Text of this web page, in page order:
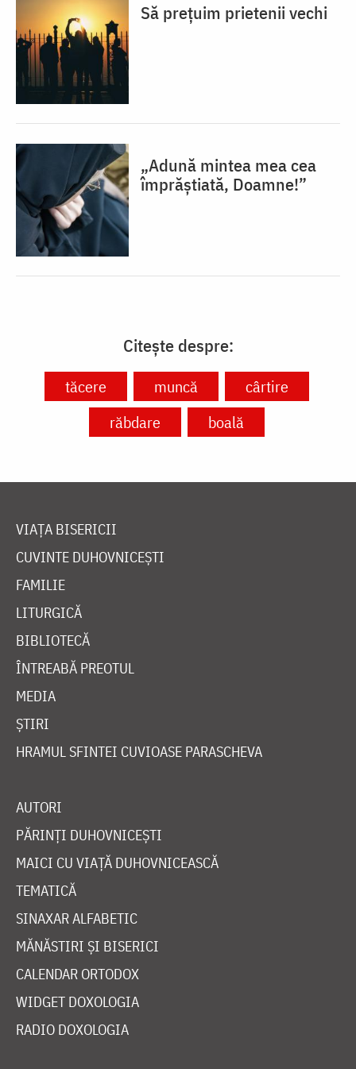
Să prețuim prietenii vechi
„Adună mintea mea cea
împrăștiată, Doamne!”
Citește despre:
tăcere muncă
cârtire
răbdare
boală
VIAȚA BISERICII
CUVINTE DUHOVNICEȘTI
FAMILIE
LITURGICĂ
BIBLIOTECĂ
ÎNTREABĂ PREOTUL
MEDIA
ȘTIRI
HRAMUL SFINTEI CUVIOASE PARASCHEVA
AUTORI
PĂRINȚI DUHOVNICEȘTI
MAICI CU VIAȚĂ DUHOVNICEASCĂ
TEMATICĂ
SINAXAR ALFABETIC
MĂNĂSTIRI ȘI BISERICI
CALENDAR ORTODOX
WIDGET DOXOLOGIA
RADIO DOXOLOGIA